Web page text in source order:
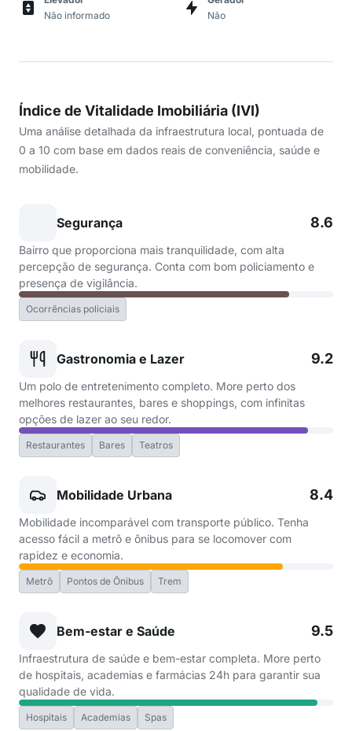
Não informado
Não
Índice de Vitalidade Imobiliária (IVI)
Uma análise detalhada da infraestrutura local, pontuada de
0 a 10 com base em dados reais de conveniência, saúde e
mobilidade.
Segurança 8.6
Bairro que proporciona mais tranquilidade, com alta
percepção de segurança. Conta com bom policiamento e
presença de vigilância.
Ocorrências policiais
Gastronomia e Lazer 9.2
Um polo de entretenimento completo. More perto dos
melhores restaurantes, bares e shoppings, com infinitas
opções de lazer ao seu redor.
Restaurantes Bares Teatros
Mobilidade Urbana 8.4
Mobilidade incomparável com transporte público. Tenha
acesso fácil a metrô e ônibus para se locomover com
rapidez e economia.
Metrô Pontos de Ônibus Trem
Bem-estar e Saúde 9.5
Infraestrutura de saúde e bem-estar completa. More perto
de hospitais, academias e farmácias 24h para garantir sua
qualidade de vida.
Hospitais Academias Spas